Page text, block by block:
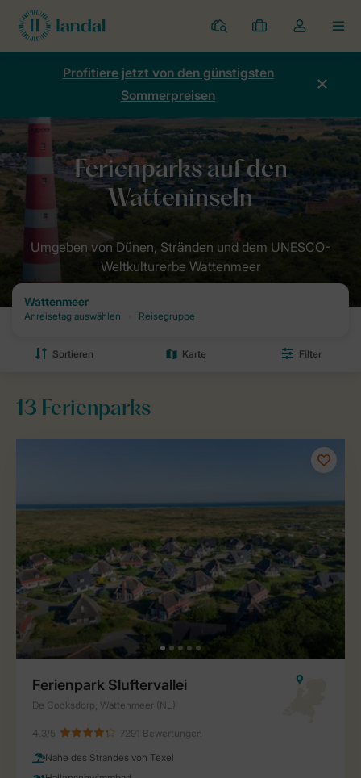
Ferienparks
Meine
Buchungen
Dropdown-
Menü
Kontos
Profitiere jetzt von den günstigsten
Sommerpreisen
Home Destinationen: Dein Urlaubsziel mit Landal